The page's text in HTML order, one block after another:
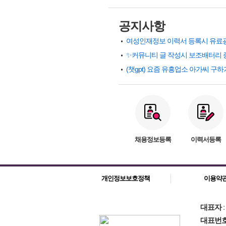
공지사항
✨커뮤니티 글 작성시 보조배터리
채용정보등록 이력서등록
개인정보보호정책 이용약
대표자:
대표번